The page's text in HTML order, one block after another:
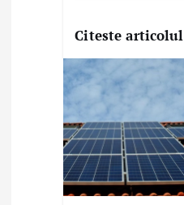
Citeste articolul